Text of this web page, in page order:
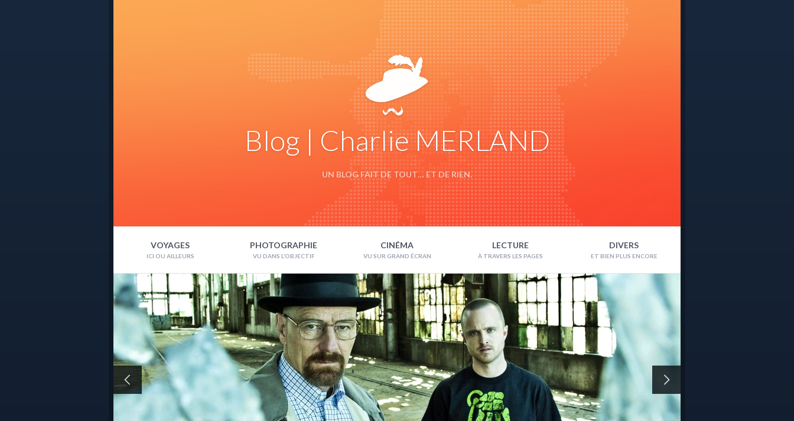
Blog | Charlie MERLAND
UN BLOG FAIT DE TOUT… ET DE RIEN.
VOYAGES PHOTOGRAPHIE CINÉMA LECTURE DIVERS